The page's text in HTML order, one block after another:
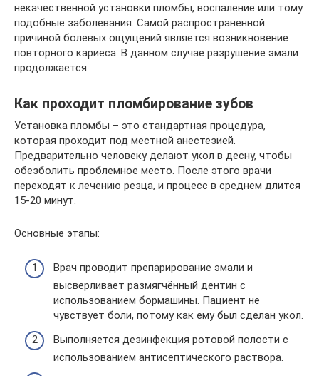
некачественной установки пломбы, воспаление или тому
подобные заболевания. Самой распространенной
причиной болевых ощущений является возникновение
повторного кариеса. В данном случае разрушение эмали
продолжается.
Как проходит пломбирование зубов
Установка пломбы – это стандартная процедура,
которая проходит под местной анестезией.
Предварительно человеку делают укол в десну, чтобы
обезболить проблемное место. После этого врачи
переходят к лечению резца, и процесс в среднем длится
15-20 минут.
Основные этапы:
Врач проводит препарирование эмали и
высверливает размягчённый дентин с
использованием бормашины. Пациент не
чувствует боли, потому как ему был сделан укол.
Выполняется дезинфекция ротовой полости с
использованием антисептического раствора.